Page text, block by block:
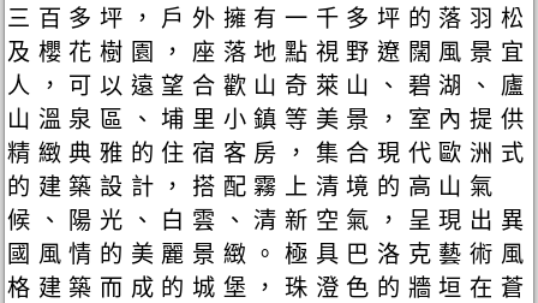
三百多坪，戶外擁有一千多坪的落羽松
及櫻花樹園，座落地點視野遼闊風景宜
人，可以遠望合歡山奇萊山、碧湖、廬
山溫泉區、埔里小鎮等美景，室內提供
精緻典雅的住宿客房，集合現代歐洲式
的建築設計，搭配霧上清境的高山氣
候、陽光、白雲、清新空氣，呈現出異
國風情的美麗景緻。極具巴洛克藝術風
格建築而成的城堡，珠澄色的牆垣在蒼